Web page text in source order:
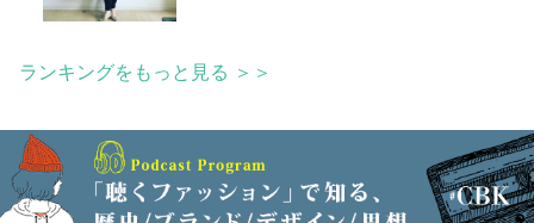
ランキングをもっと見る ＞＞